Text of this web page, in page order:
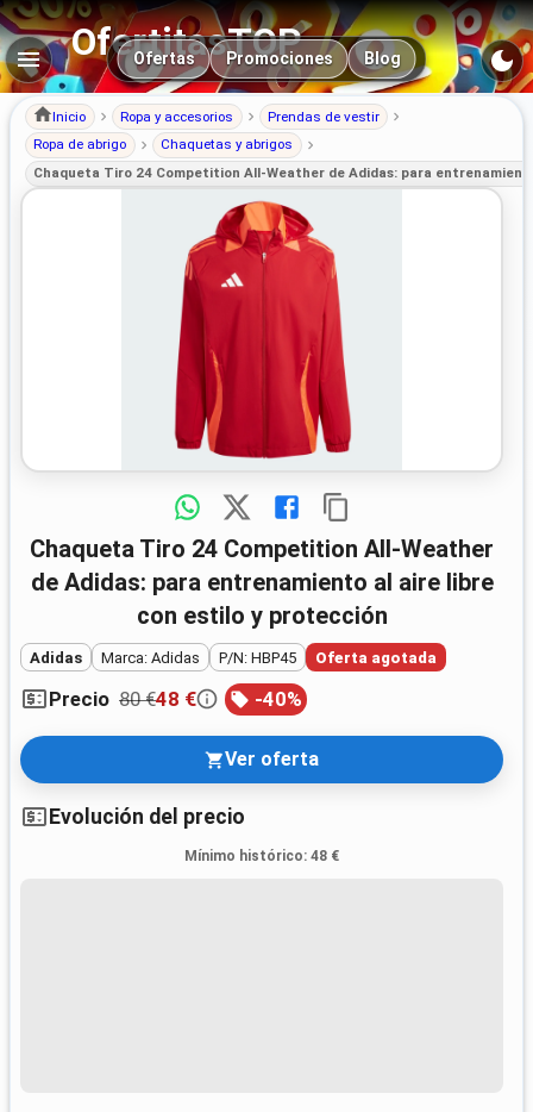
OfertitasTOP
Navegación principal
Ofertas Promociones Blog
Inicio Ropa y accesorios
Prendas de vestir
Ropa de abrigo
Chaquetas y abrigos
Chaqueta Tiro 24 Competition All-Weather de Adidas: para
Chaqueta Tiro 24 Competition All-Weather
de Adidas: para entrenamiento al aire libre
con estilo y protección
Adidas Marca: Adidas P/N: HBP45 Oferta agotada
Precio 80 €48 € -40%
Ver oferta
Evolución del precio
Mínimo histórico: 48 €